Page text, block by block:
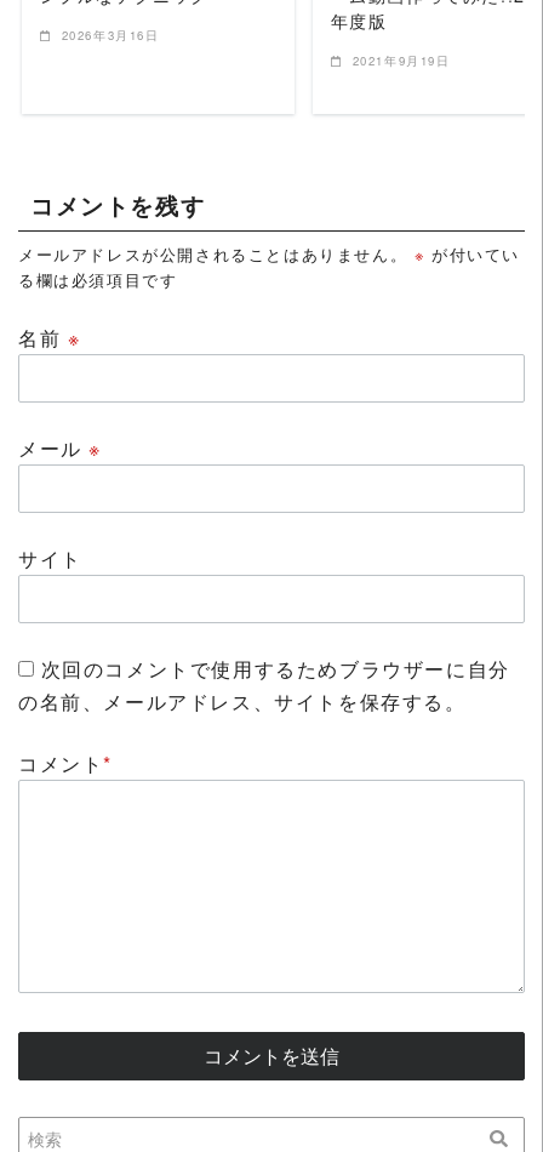
2026年3月16日
年度版
2021年9月19日
コメントを残す
メールアドレスが公開されることはありません。 ※ が付いてい
る欄は必須項目です
名前 ※
メール※
サイト
次回のコメントで使用するためブラウザーに自分
の名前、メールアドレス、サイトを保存する。
コメント*